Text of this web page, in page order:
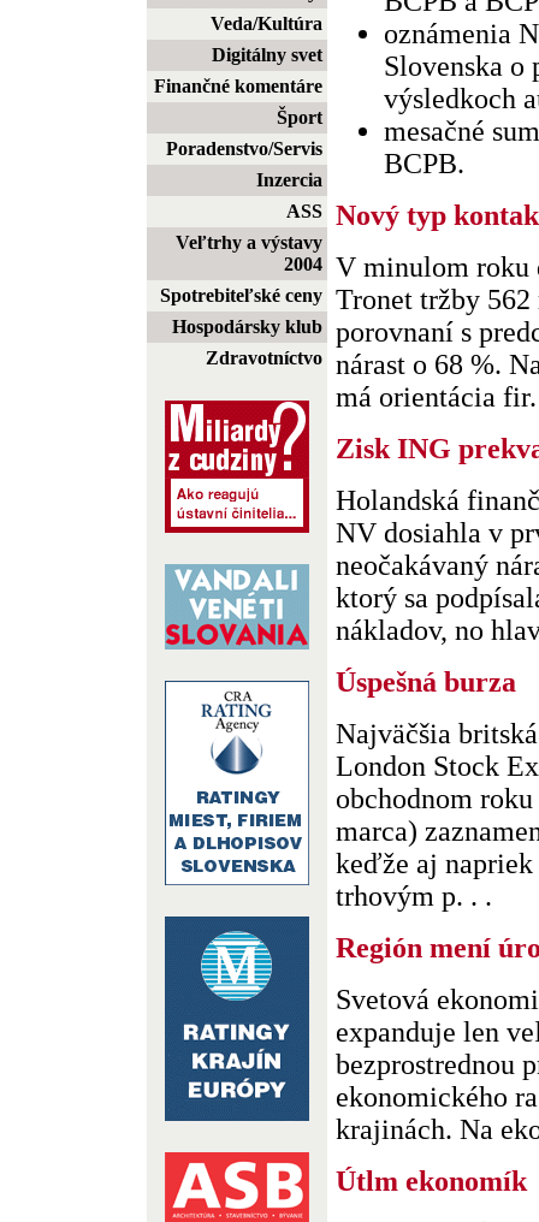
Veda/Kultúra
Digitálny svet
Finančné komentáre
Šport
Poradenstvo/Servis
Inzercia
ASS
Veľtrhy a výstavy
2004
Spotrebiteľské ceny
Hospodársky klub
Zdravotníctvo
oznámenia
Slovenska o
výsledkoch
mesačné
BCPB.
Nový typ
V minulom roku
Tronet tržby
porovnaní s
nárast o 68 %.
má orientácia
Zisk ING
Holandská
NV dosiahla v
neočakávaný
ktorý sa
nákladov, no
Úspešná burza
Najväčšia
London Stock
obchodnom
marca)
keďže aj
trhovým p. . .
Región mení
Svetová
expanduje len
bezprostrednou
ekonomického
krajinách. Na
Útlm ekonomík